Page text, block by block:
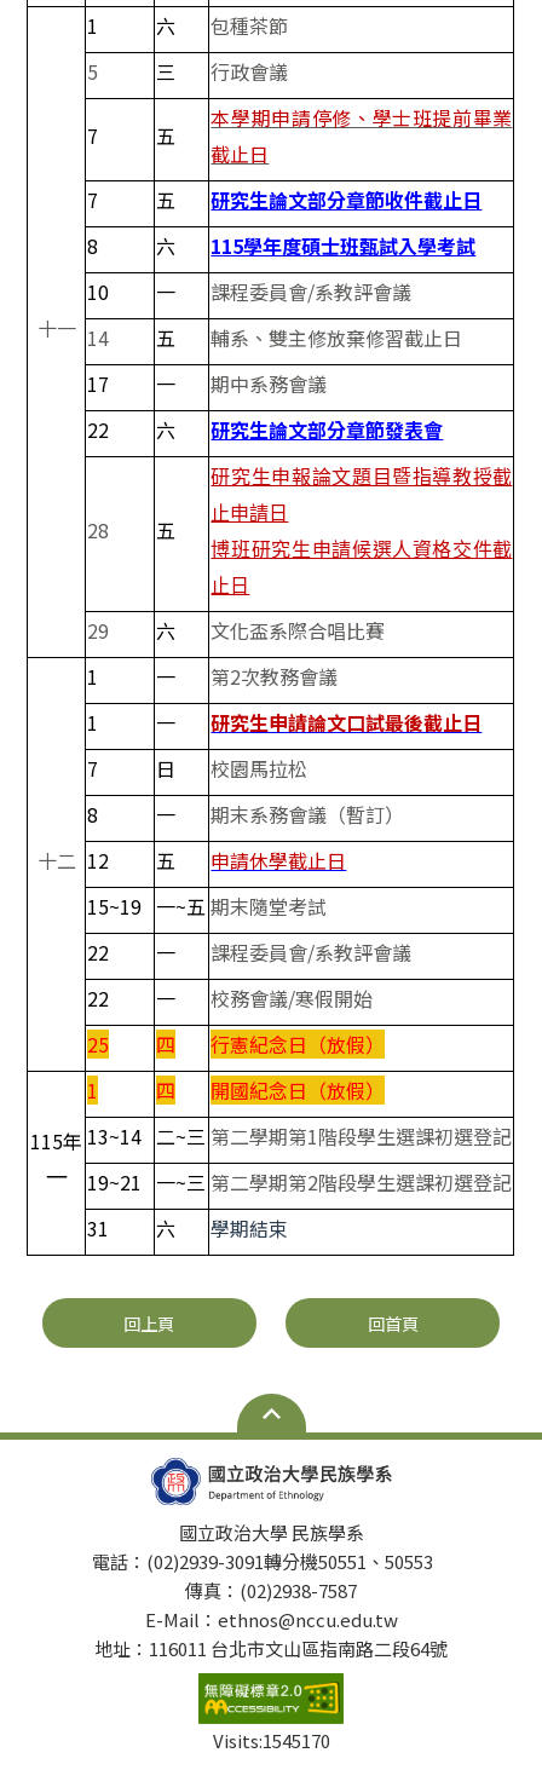
十一
1 六
包種茶節
5
三 行政會議
7 五
本學期申請停修、學士班提前畢業
截止日
7
五
研究生論文部分章節收件截止日
8
六
115學年度碩士班甄試入學考試
10
一
課程委員會/系教評會議
14
五
輔系、雙主修放棄修習截止日
17
一
期中系務會議
22
六 研究生論文部分章節發表會
28 五
研究生申報論文題目暨指導教授截
止申請日
博班研究生申請候選人資格交件截
止日
29 六 文化盃系際合唱比賽
十二
1 一
第2次教務會議
1
一
研究生申請論文口試最後截止日
7
日
校園馬拉松
8
一 期末系務會議 （暫訂）
12 五
申請休學截止日
15~19 一~五期末隨堂考試
22
一
課程委員會/系教評會議
22
一
校務會議/寒假開始
25
四 行憲紀念日（放假）
115年
一
1 四
開國紀念日（放假）
13~14 二~三 第二學期第1階段學生選課初選登記
19~21
一~三 第二學期第2階段學生選課初選登記
31
六 學期結束
回上頁 回首頁
國立政治大學 民族學系
電話：(02)2939-3091轉分機50551、50553
傳真：(02)2938-7587
E-Mail：ethnos@nccu.edu.tw
地址：116011 台北市文山區指南路二段64號
Visits:1545170